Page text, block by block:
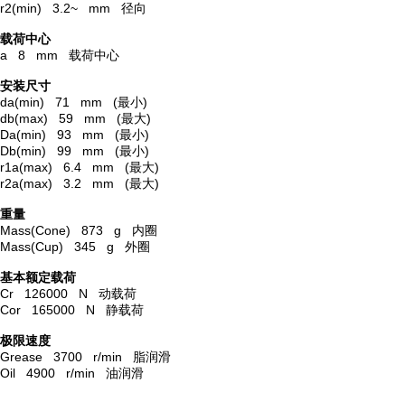
r2(min) 3.2~ mm 径向
载荷中心
a 8 mm 载荷中心
安装尺寸
da(min) 71 mm (最小)
db(max) 59 mm (最大)
Da(min) 93 mm (最小)
Db(min) 99 mm (最小)
r1a(max) 6.4 mm (最大)
r2a(max) 3.2 mm (最大)
重量
Mass(Cone) 873 g 内圈
Mass(Cup) 345 g 外圈
基本额定载荷
Cr 126000 N 动载荷
Cor 165000 N 静载荷
极限速度
Grease 3700 r/min 脂润滑
Oil 4900 r/min 油润滑